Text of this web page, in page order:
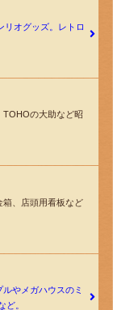
リオグッズ。レトロ
TOHOの大助など昭
箱、店頭用看板など
やメガハウスのミ
ど。